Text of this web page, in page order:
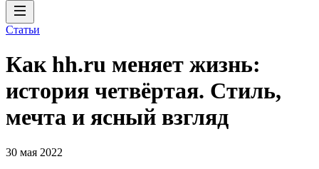
Статьи
Как hh.ru меняет жизнь:
история четвёртая. Стиль,
мечта и ясный взгляд
30 мая 2022